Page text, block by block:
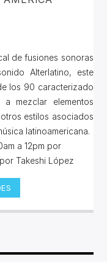
de fusiones sonoras
Alterlatino, este
los 90 caracterizado
mezclar elementos
estilos asociados
latinoamericana.
a 12pm por
Takeshi López